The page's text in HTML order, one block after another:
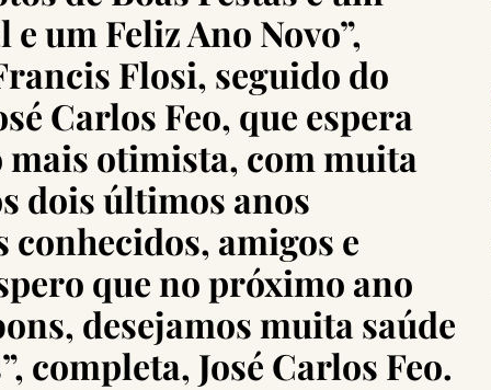
um Feliz Ano Novo”,
Flosi, seguido do
Carlos Feo, que espera
mais otimista, com muita
dois últimos anos
amigos e
que no próximo ano
desejamos muita saúde
completa, José Carlos Feo.